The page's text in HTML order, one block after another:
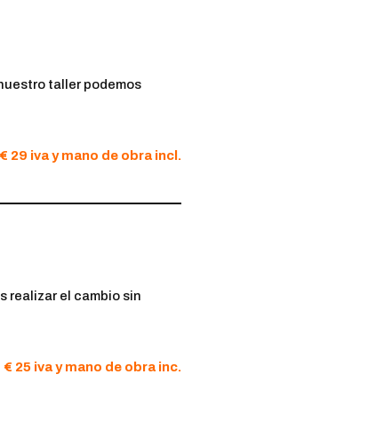
taller podemos
29 iva y mano de obra incl.
realizar el cambio sin
25 iva y mano de obra inc.